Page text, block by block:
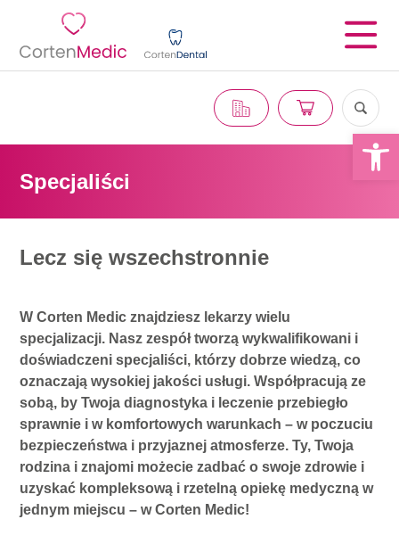
Specjaliści
Lecz się wszechstronnie
W Corten Medic znajdziesz lekarzy wielu
specjalizacji. Nasz zespół tworzą wykwalifikowani i
doświadczeni specjaliści, którzy dobrze wiedzą, co
oznaczają wysokiej jakości usługi. Współpracują ze
sobą, by Twoja diagnostyka i leczenie przebiegło
sprawnie i w komfortowych warunkach – wpoczuciu
bezpieczeństwa i przyjaznej atmosferze. Ty, Twoja
rodzina i znajomi możecie zadbać o swoje zdrowie i
uzyskać kompleksową i rzetelną opiekę medyczną w
jednym miejscu – w Corten Medic!